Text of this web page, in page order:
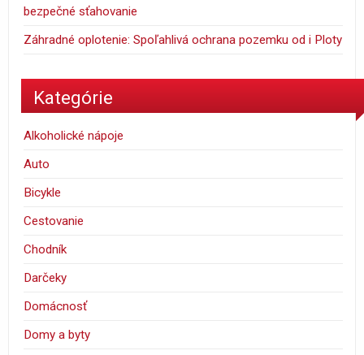
bezpečné sťahovanie
Záhradné oplotenie: Spoľahlivá ochrana pozemku od i Ploty
Kategórie
Alkoholické nápoje
Auto
Bicykle
Cestovanie
Chodník
Darčeky
Domácnosť
Domy a byty